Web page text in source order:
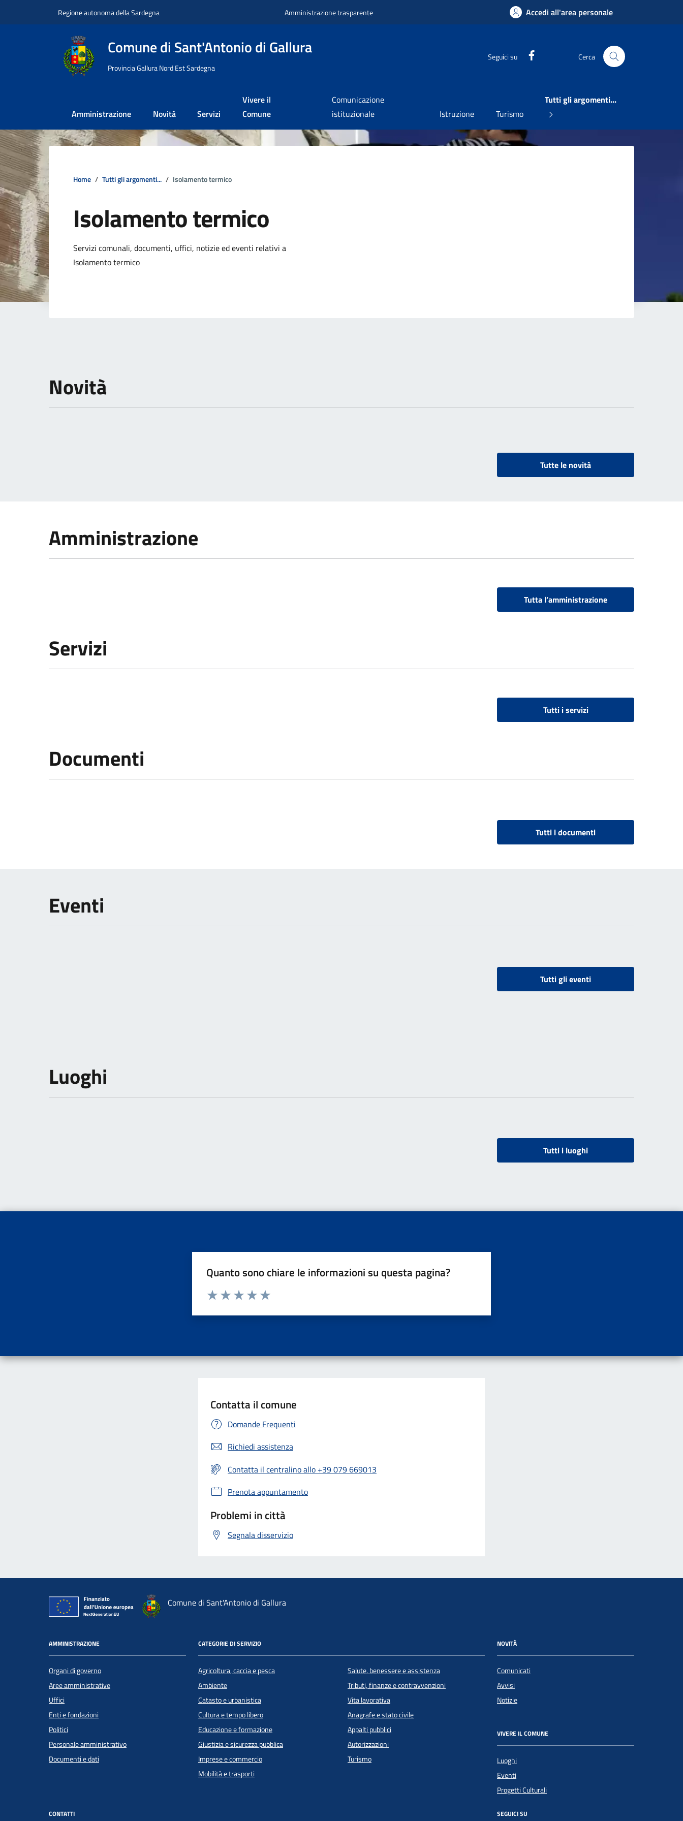
Regione autonoma della Sardegna Amministrazione trasparente Accedi all'area personale
Comune di Sant'Antonio di Gallura
Provincia Gallura Nord Est Sardegna
Seguici su Cerca
Amministrazione Novità Servizi
Vivere il
Comune
Comunicazione
istituzionale
Istruzione Turismo
Tutti gli argomenti...
Home Tutti gli argomenti... Isolamento termico
Isolamento termico
Dettagli della notizia
Servizi comunali, documenti, uffici, notizie ed eventi relativi a
Isolamento termico
Novità
Tutte le novità
Amministrazione
Tutta l’amministrazione
Servizi
Tutti i servizi
Documenti
Tutti i documenti
Eventi
Tutti gli eventi
Luoghi
Tutti i luoghi
Quanto sono chiare le informazioni su questa pagina?
Valuta da 1 a 5 stelle la pagina
Contatta il comune
Domande Frequenti
Richiedi assistenza
Contatta il centralino allo +39 079 669013
Prenota appuntamento
Problemi in città
Segnala disservizio
Comune di Sant'Antonio di Gallura
AMMINISTRAZIONE
Organi di governo
Aree amministrative
Uffici
Enti e fondazioni
Politici
Personale amministrativo
Documenti e dati
CATEGORIE DI SERVIZIO
Agricoltura, caccia e pesca
Ambiente
Catasto e urbanistica
Cultura e tempo libero
Educazione e formazione
Giustizia e sicurezza pubblica
Imprese e commercio
Mobilità e trasporti
Salute, benessere e assistenza
Tributi, finanze e contravvenzioni
Vita lavorativa
Anagrafe e stato civile
Appalti pubblici
Autorizzazioni
Turismo
NOVITÀ
Comunicati
Avvisi
Notizie
VIVERE IL COMUNE
Luoghi
Eventi
Progetti Culturali
CONTATTI SEGUICI SU